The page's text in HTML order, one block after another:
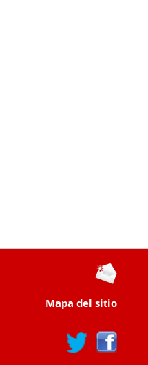
Mapa del sitio